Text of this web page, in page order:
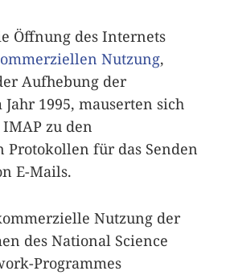
Öffnung des Internets
Nutzung,
Aufhebung der
1995, mauserten sich
IMAP zu den
Protokollen für das Senden
E-Mails.
Nutzung der
des National Science
Programmes